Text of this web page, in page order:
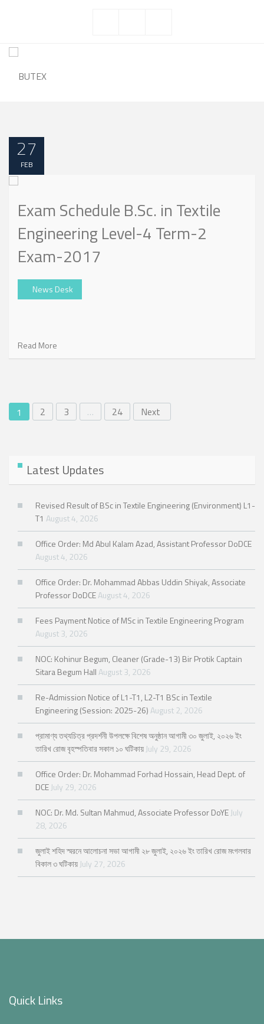
27
FEB
Exam Schedule B.Sc. in Textile
Engineering Level-4 Term-2
Exam-2017
News Desk
Read More
1 2 3 … 24 Next
Latest Updates
Revised Result of BSc in Textile Engineering (Environment) L1-
T1 August 4, 2026
Office Order: Md Abul Kalam Azad, Assistant Professor DoDCE
August 4, 2026
Office Order: Dr. Mohammad Abbas Uddin Shiyak, Associate
Professor DoDCEAugust 4, 2026
Fees Payment Notice of MSc in Textile Engineering Program
August 3, 2026
NOC: Kohinur Begum, Cleaner (Grade-13) Bir Protik Captain
Sitara Begum HallAugust 3, 2026
Re-Admission Notice of L1-T1, L2-T1 BSc in Textile
Engineering (Session: 2025-26)August 2, 2026
প্রামাণ্য তথ্যচিত্র প্রদর্শনী উপলক্ষে বিশেষ অনুষ্ঠান আগামী ৩০ জুলাই, ২০২৬ ইং
তারিখ রোজ বৃহস্পতিবার সকাল ১০ ঘটিকায় July 29, 2026
Office Order: Dr. Mohammad Forhad Hossain, Head Dept. of
DCE July 29, 2026
NOC: Dr. Md. Sultan Mahmud, Associate Professor DoYE July
28, 2026
জুলাই শহিদ স্মরনে আলোচনা সভা আগামী ২৮ জুলাই, ২০২৬ ইং তারিখ রোজ মংগলবার
বিকাল ৩ ঘটিকায় July 27, 2026
Quick Links